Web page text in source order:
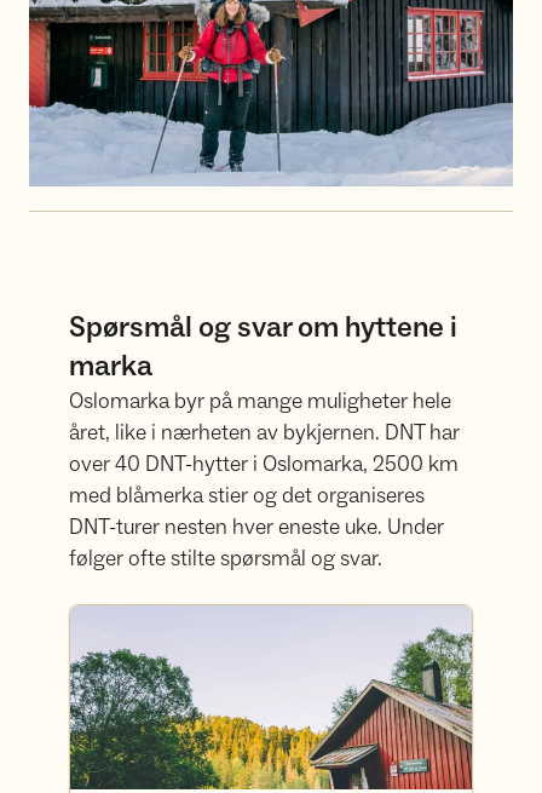
Spørsmål og svar om hyttene i
marka
Oslomarka byr på mange muligheter hele
året, like i nærheten av bykjernen. DNT har
over 40 DNT-hytter i Oslomarka, 2500 km
med blåmerka stier og det organiseres
DNT-turer nesten hver eneste uke. Under
følger ofte stilte spørsmål og svar.
Les mer